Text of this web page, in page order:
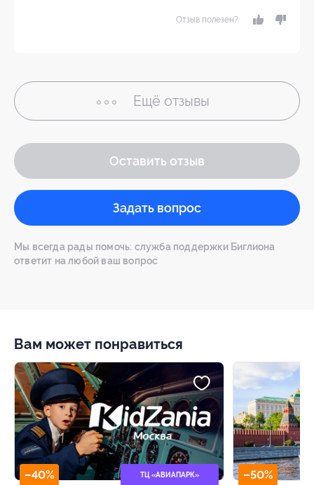
Отзыв полезен?
Ещё отзывы
Оставить отзыв
Задать вопрос
Мы всегда рады помочь: служба поддержки Биглиона
ответит на любой ваш вопрос
Вам может понравиться
–40% ТЦ «АВИАПАРК» –50%